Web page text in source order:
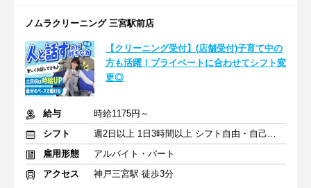
ノムラクリーニング 三宮駅前店
【クリーニング受付】(店舗受付)子育て中の
方も活躍！プライベートに合わせてシフト変
更◎
給与
時給1175円～
シフト
週2日以上 1日3時間以上 シフト自由・自己申告
雇用形態
アルバイト・パート
アクセス
神戸三宮駅 徒歩3分